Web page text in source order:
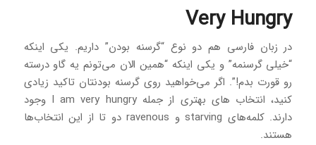
Very Hungry
در زبان فارسی هم دو نوع “گرسنه بودن” داریم. یکی اینکه
“خیلی گرسنمه” و یکی اینکه “همین الان می‌تونم یه گاو درسته
رو قورت بدم!”. اگر می‌خواهید روی گرسنه بودنتان تاکید زیادی
کنید، انتخاب های بهتری از جمله I am very hungry وجود
دارند. کلمه‌های starving و ravenous دو تا از این انتخاب‌ها
هستند.